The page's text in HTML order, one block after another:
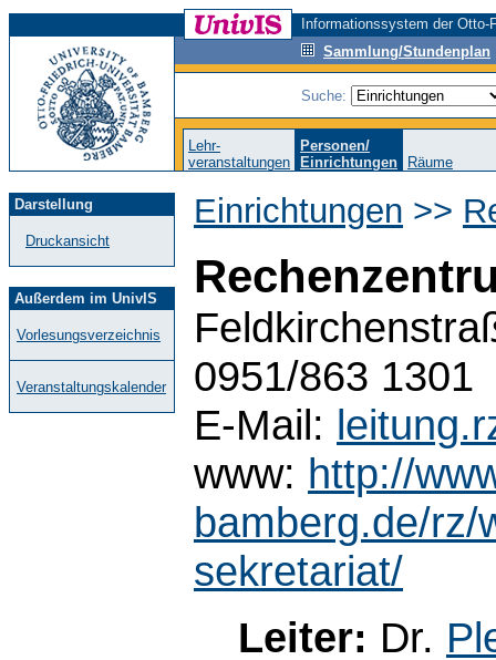
Informationssystem der
Sammlung/Stundenplan
Suche:
Lehr-
veranstaltungen
Personen/
Einrichtungen
Räume
Darstellung
Druckansicht
Außerdem im UnivIS
Vorlesungsverzeichnis
Veranstaltungskalender
Einrichtungen >>
0951/863 1301
E-Mail:
www: http://
bamberg.de/rz/
sekretariat/
Leiter: Dr.